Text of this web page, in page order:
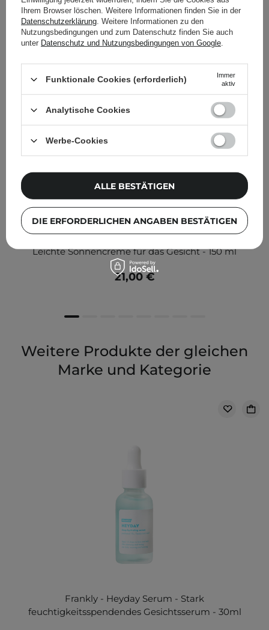
anderen Kunden geprüft
Leichte Sonnencreme für das Gesicht - 150 ml
21,00 €
Weitere Produkte der gleichen
Marke und Kategorie
Frankly - Heyday Serum - Stark
feuchtigkeitsspendendes Gesichtsserum - 30ml
Ihrem Browser löschen. Weitere Informationen finden Sie in der
Datenschutzerklärung . Weitere Informationen zu den
Nutzungsbedingungen und zum Datenschutz finden Sie auch
unter Datenschutz und Nutzungsbedingungen von Google
Funktionale Cookies (erforderlich)
Immer
aktiv
Analytische Cookies
Werbe-Cookies
DIE ERFORDERLICHEN ANGABEN BESTÄTIGEN
ALLE BESTÄTIGEN